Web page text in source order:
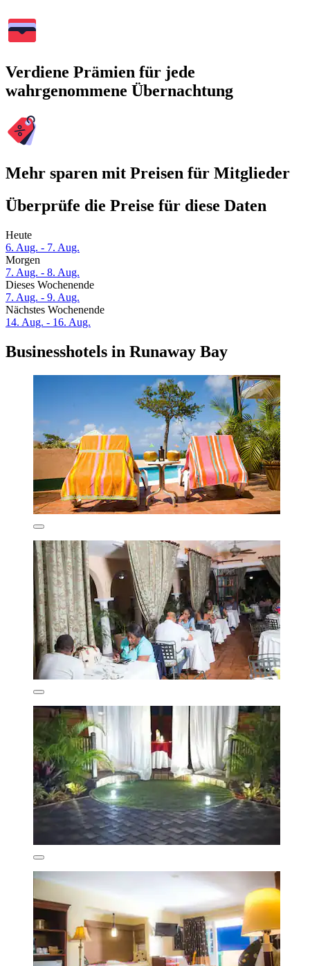
Verdiene Prämien für jede
wahrgenommene Übernachtung
Mehr sparen mit Preisen für Mitglieder
Überprüfe die Preise für diese Daten
Heute
6. Aug. - 7. Aug.
Morgen
7. Aug. - 8. Aug.
Dieses Wochenende
7. Aug. - 9. Aug.
Nächstes Wochenende
14. Aug. - 16. Aug.
Businesshotels in Runaway Bay